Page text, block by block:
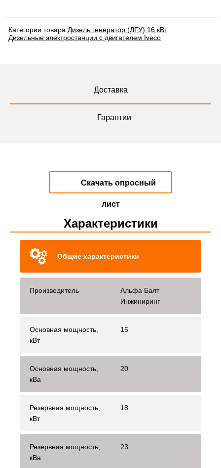
Категории товара:Дизель генератор (ДГУ) 16 кВт
Дизельные электростанции с двигателем Iveco
Доставка
Гарантии
Скачать опросный
лист
Характеристики
Общие характеристики
Производитель
Альфа Балт
Инжиниринг
Основная мощность,
кВт
16
Основная мощность,
кВа
20
Резервная мощность,
кВт
18
Резервная мощность,
кВа
23